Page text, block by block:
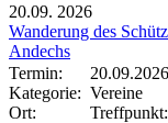
20.09. 2026
Wanderung des
Andechs
Termin:
Kategorie: Vereine
Ort: